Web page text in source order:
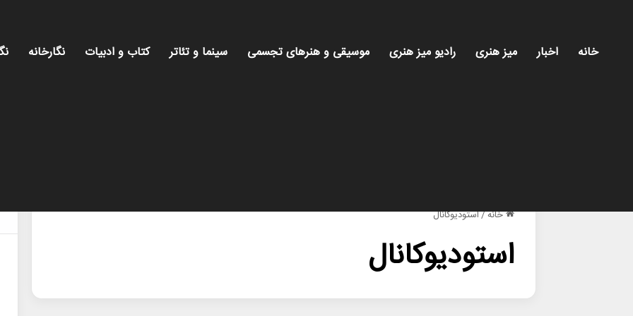
خانه اخبار میز هنری رادیو میز هنری موسیقی و هنرهای تجسمی سینما و تئاتر کتاب و ادبیات نگارخانه
خانه/استودیوکانال
استودیوکانال